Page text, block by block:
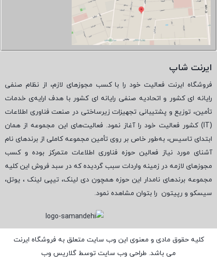
ایرنت شاپ
فروشگاه ایرنت فعالیت خود را با کسب مجوزهای لازم، از نظام صنفی
رایانه ای کشور و اتحادیه صنفی رایانه ای کشور با هدف ارایه‌ی خدمات
تأمین، توزیع و پشتیبانی تجهیزات زیرساختی در صنعت فناوری اطلاعات
(
IT) کشور فعالیت خود را آغاز نمود. فعالیت‌های این مجموعه از همان
ابتدای تاسیس، به‌طور خاص بر روی تأمین مجموعه کاملی از برندهای نام
آشنای مورد نیاز فعالین حوزه فناوری اطلاعات متمرکز بوده و کسب
مجوزهای لازمه در زمینه واردات سبب گردیده که در سبد فروش این کلیه
مجموعه برندهای نامدار این حوزه همچون دی لینک، تیپی لینک ، یوتل،
سیسکو و رپیتون را بتوان مشاهده نمود.
کلیه حقوق مادی و معنوی این وب سایت متعلق به فروشگاه ایرنت
می باشد. طراحی وب سایت توسط گلاریس وب